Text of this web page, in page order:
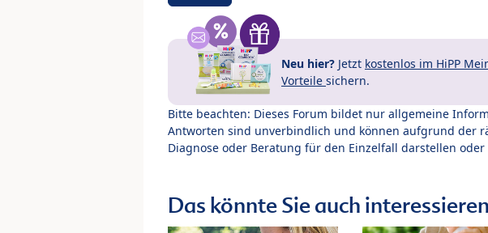
Neu hier? Jetzt kostenlos im HiPP
Vorteile sichern.
Bitte beachten: Dieses Forum bildet nur allgemeine
Antworten sind unverbindlich und können aufgrund der
Diagnose oder Beratung für den Einzelfall darstellen
Das könnte Sie auch interessieren